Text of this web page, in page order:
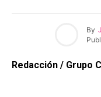
By
Redacción / Grupo